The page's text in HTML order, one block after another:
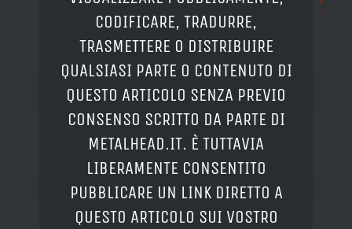
CODIFICARE, TRADURRE,
TRASMETTERE O DISTRIBUIRE
QUALSIASI PARTE O CONTENUTO DI
QUESTO ARTICOLO SENZA PREVIO
CONSENSO SCRITTO DA PARTE DI
METALHEAD.IT. È TUTTAVIA
LIBERAMENTE CONSENTITO
PUBBLICARE UN LINK DIRETTO A
QUESTO ARTICOLO SUI VOSTRO